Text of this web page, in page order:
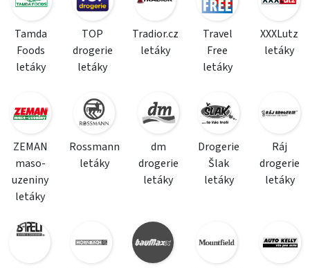
Tamda
Foods
letáky
TOP
drogerie
letáky
Tradior.cz
letáky
Travel
Free
letáky
XXXLutz
letáky
ZEMAN
maso-
uzeniny
letáky
Rossmann
letáky
dm
drogerie
letáky
Drogerie
Šlak
letáky
Ráj
drogerie
letáky